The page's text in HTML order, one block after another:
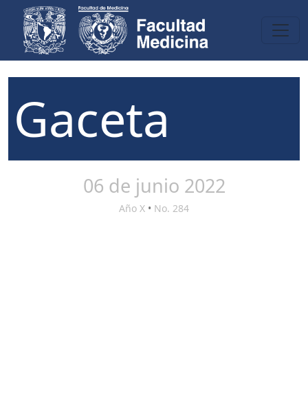
Gaceta
06 de junio 2022
Año X • No. 284